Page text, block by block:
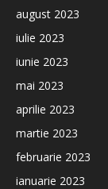
august 2023
iulie 2023
iunie 2023
mai 2023
aprilie 2023
martie 2023
februarie 2023
ianuarie 2023